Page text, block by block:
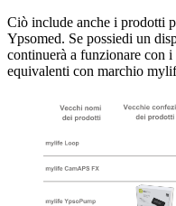
Ciò include anche i prodotti
Ypsomed. Se possiedi un
continuerà a funzionare con
equivalenti con marchio